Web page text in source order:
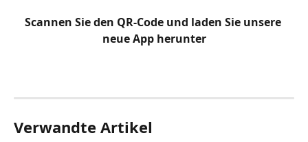
Scannen Sie den QR-Code und laden Sie unsere
neue App herunter
Verwandte Artikel